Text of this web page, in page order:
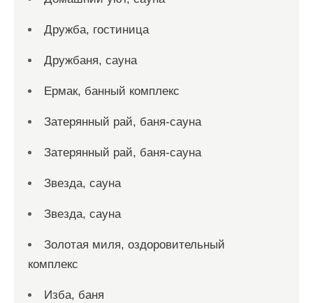
Дружба, гостиница
Дружбаня, сауна
Ермак, банный комплекс
Затерянный рай, баня-сауна
Затерянный рай, баня-сауна
Звезда, сауна
Звезда, сауна
Золотая миля, оздоровительный
комплекс
Изба, баня